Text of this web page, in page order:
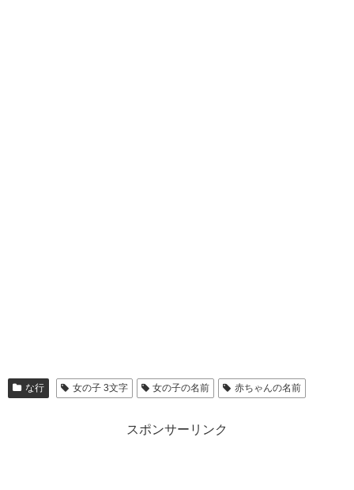
な行 女の子 3文字 女の子の名前 赤ちゃんの名前
スポンサーリンク